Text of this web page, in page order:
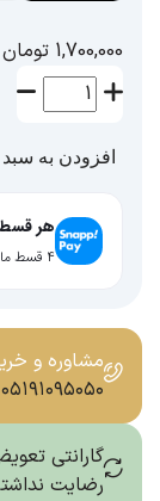
1,700,000 تومان
افزودن به
هر
۴ قسط ماهانه. بدون سود، چک و ضامن.
مشاوره و
۰۵۱۹۱۰۹۵۰۵۰
گارانتی
رضایت